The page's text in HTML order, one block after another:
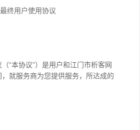
最终用户使用协议
“本协议”）是用户和江门市析客网
就服务商为您提供服务，所达成的